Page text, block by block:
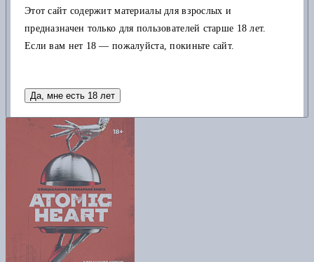
Этот сайт содержит материалы для взрослых и
предназначен только для пользователей старше 18 лет.
Если вам нет 18 — пожалуйста, покиньте сайт.
Да, мне есть 18 лет